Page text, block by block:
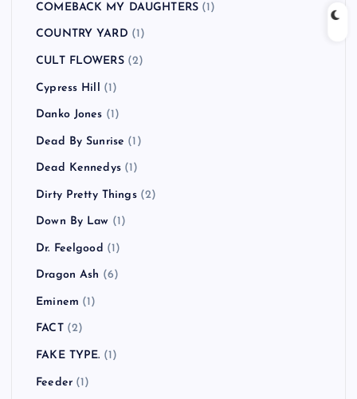
COMEBACK MY DAUGHTERS (1)
COUNTRY YARD (1)
CULT FLOWERS(2)
Cypress Hill (1)
Danko Jones (1)
Dead By Sunrise (1)
Dead Kennedys(1)
Dirty Pretty Things(2)
Down By Law (1)
Dr. Feelgood (1)
Dragon Ash (6)
Eminem (1)
FACT(2)
FAKE TYPE. (1)
Feeder(1)